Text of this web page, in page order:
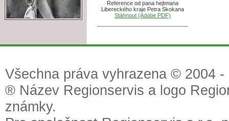
Reference od pana hejtmana
Libereckého kraje Petra Skokana
Stáhnout (Adobe PDF)
Všechna práva vyhrazena © 2004
® Název Regionservis a logo
známky.